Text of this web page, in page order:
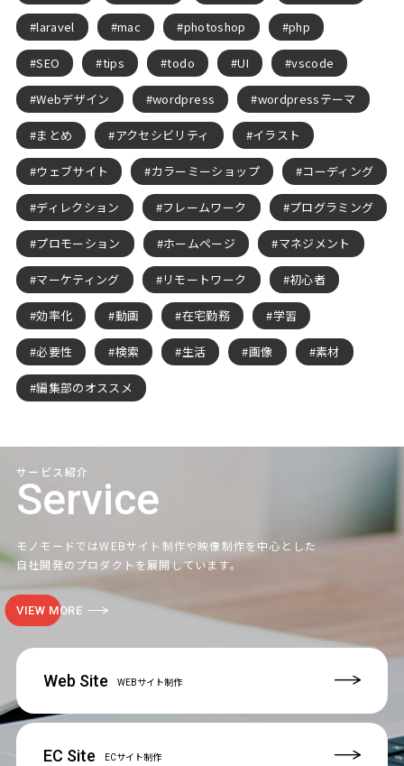
laravel mac photoshop php
SEO tips todo UI vscode
Webデザイン wordpress wordpressテーマ
まとめ アクセシビリティ イラスト
ウェブサイト カラーミーショップ コーディング
ディレクション フレームワーク プログラミング
プロモーション ホームページ マネジメント
マーケティング リモートワーク 初心者
効率化 動画 在宅勤務 学習
必要性 検索 生活 画像 素材
編集部のオススメ
サービス紹介
Service
モノモードではWEBサイト制作や映像制作を中心とした
自社開発のプロダクトを展開しています。
VIEW MORE
Web Site WEBサイト制作
EC Site ECサイト制作